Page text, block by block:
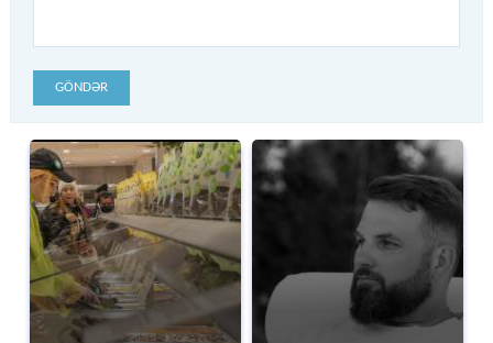
GÖNDƏR